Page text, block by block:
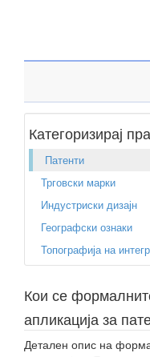
Категоризирај
Патенти
Трговски марки
Индустриски дизајн
Географски ознаки
Топографија на
Кои се
апликација за
Детален опис на